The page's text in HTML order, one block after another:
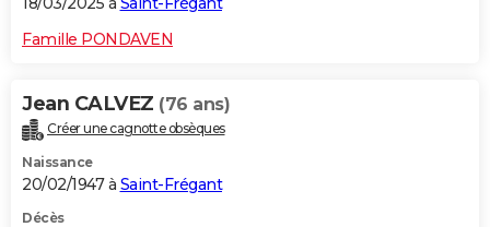
CARTE DE VOEUX
Dictionnaire
Biographies
Citations
Expressions
Proverbes
PROGRAMME TV
COPAINS D'AVANT
S'inscrire
Se connecter
Lycées
Collèges
Primaires
Universités
Entreprises
Service militaire
Avis de recherche
AVIS DE DÉCÈS
Famille PONDAVEN
Jean CALVEZ (76 ans)
Créer une cagnotte obsèques
Naissance
20/02/1947 à Saint-Frégant
Décès